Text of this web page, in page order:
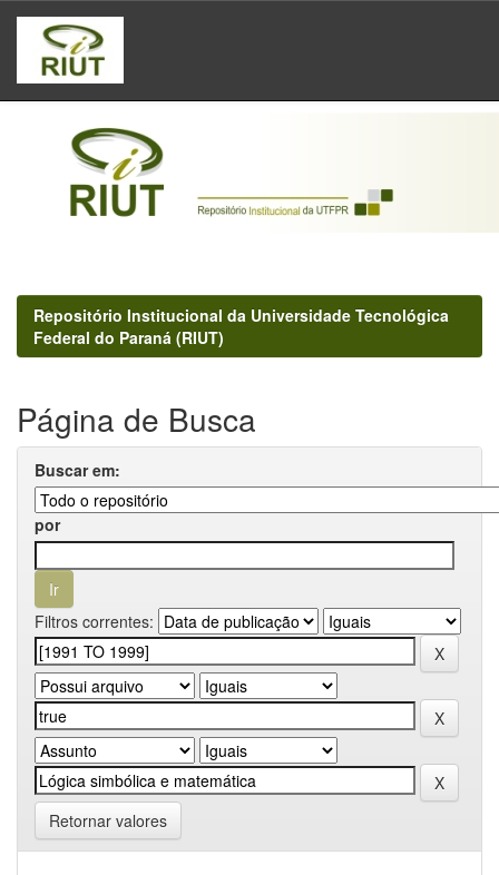
Skip
navigation
Repositório Institucional da Universidade Tecnológica
Federal do Paraná (RIUT)
Página de Busca
Buscar em:
por
Filtros correntes:
Retornar valores